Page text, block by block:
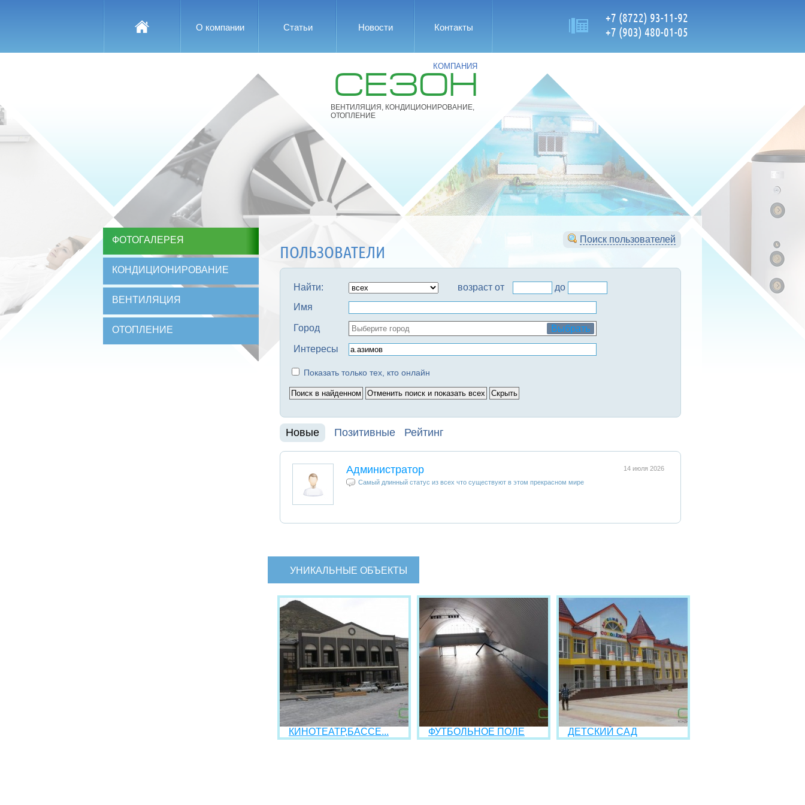
О компании Статьи Новости Контакты
+7 (8722) 93-11-92
+7 (903) 480-01-05
КОМПАНИЯ
СЕЗОН
ВЕНТИЛЯЦИЯ, КОНДИЦИОНИРОВАНИЕ,
ОТОПЛЕНИЕ
ФОТОГАЛЕРЕЯ
КОНДИЦИОНИРОВАНИЕ
ВЕНТИЛЯЦИЯ
ОТОПЛЕНИЕ
Поиск пользователей
ПОЛЬЗОВАТЕЛИ
Найти: возраст от
до
Имя
Город
Выбрать
Интересы
Показать только тех, кто онлайн
Новые Позитивные Рейтинг
14 июля 2026
Администратор
Самый длинный статус из всех что существуют в этом прекрасном мире
УНИКАЛЬНЫЕ ОБЪЕКТЫ
КИНОТЕАТР,БАССЕ... ФУТБОЛЬНОЕ ПОЛЕ ДЕТСКИЙ САД